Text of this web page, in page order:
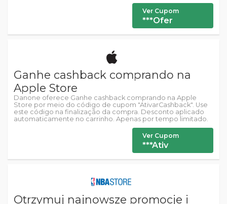
Ver Cupom
***Ofer
Ganhe cashback comprando na
Apple Store
Danone oferece Ganhe cashback comprando na Apple
Store por meio do código de cupom "AtivarCashback". Use
este código na finalização da compra. Desconto aplicado
automaticamente no carrinho. Apenas por tempo limitado.
Ver Cupom
***Ativ
Otrzymuj najnowsze promocje i